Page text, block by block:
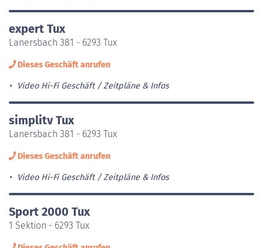
expert Tux
Lanersbach 381 - 6293 Tux
Dieses Geschäft anrufen
Video Hi-Fi Geschäft Zeitpläne & Infos
simplitv Tux
Lanersbach 381 - 6293 Tux
Dieses Geschäft anrufen
Video Hi-Fi Geschäft Zeitpläne & Infos
Sport 2000 Tux
1 Sektion - 6293 Tux